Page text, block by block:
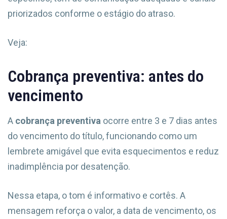
priorizados conforme o estágio do atraso.
Veja:
Cobrança preventiva: antes do
vencimento
A cobrança preventiva ocorre entre 3 e 7 dias antes
do vencimento do título, funcionando como um
lembrete amigável que evita esquecimentos e reduz
inadimplência por desatenção.
Nessa etapa, o tom é informativo e cortês. A
mensagem reforça o valor, a data de vencimento, os